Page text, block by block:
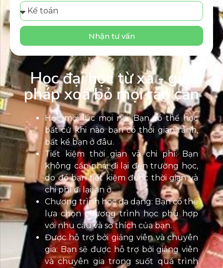
Nhận tư vấn
Học đại học từ xa - giải
pháp xoá bỏ mọi rào cản
Học mọi lúc mọi nơi: Bạn có thể học
bất cứ khi nào bạn có thời gian rảnh,
bất kể bạn ở đâu.
Tiết kiệm thời gian và chi phí: Bạn
không cần phải đi lại đến trường học,
do đó bạn tiết kiệm được thời gian và
chi phí đi lại, ăn ở.
Chương trình học đa dạng: Bạn có thể
lựa chọn chương trình học phù hợp
với nhu cầu và sở thích của bạn.
Được hỗ trợ bởi giảng viên và chuyên
gia: Bạn sẽ được hỗ trợ bởi giảng viên
và chuyên gia trong suốt quá trình